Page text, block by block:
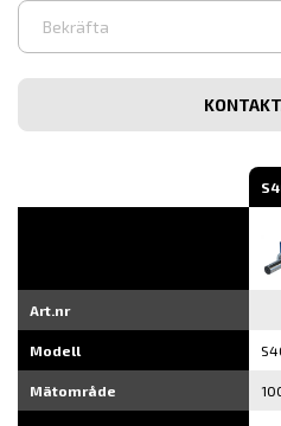
Ange
e-
Bekräfta
post
Art.nr
Modell
Mätområde